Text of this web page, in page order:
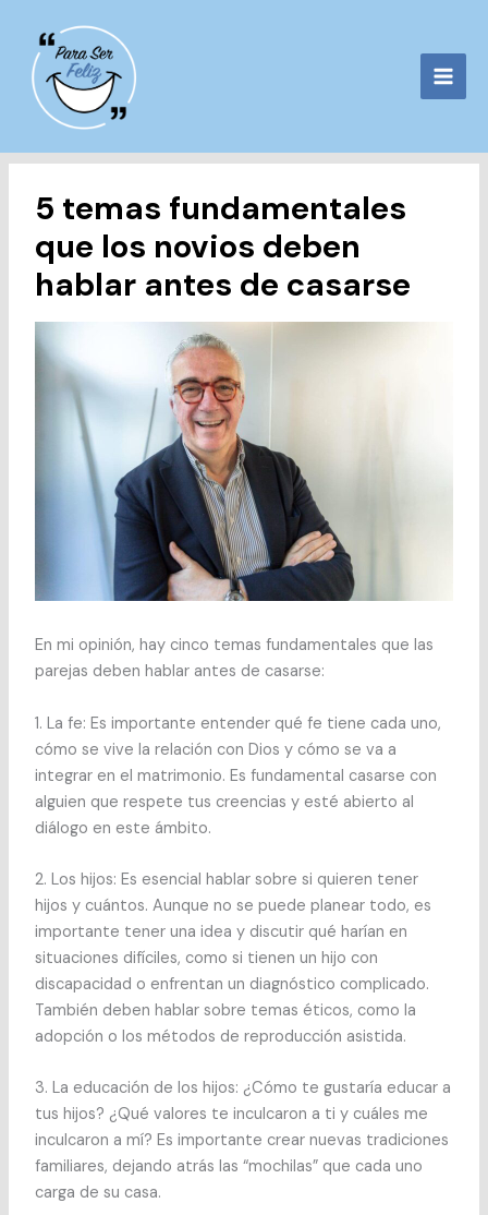
contenido
5 temas fundamentales
que los novios deben
hablar antes de casarse
En mi opinión, hay cinco temas fundamentales que las
parejas deben hablar antes de casarse:
1.⁠ ⁠La fe: Es importante entender qué fe tiene cada uno,
cómo se vive la relación con Dios y cómo se va a
integrar en el matrimonio. Es fundamental casarse con
alguien que respete tus creencias y esté abierto al
diálogo en este ámbito.
2.⁠ ⁠Los hijos: Es esencial hablar sobre si quieren tener
hijos y cuántos. Aunque no se puede planear todo, es
importante tener una idea y discutir qué harían en
situaciones difíciles, como si tienen un hijo con
discapacidad o enfrentan un diagnóstico complicado.
También deben hablar sobre temas éticos, como la
adopción o los métodos de reproducción asistida.
3.⁠ ⁠La educación de los hijos: ¿Cómo te gustaría educar a
tus hijos? ¿Qué valores te inculcaron a ti y cuáles me
inculcaron a mí? Es importante crear nuevas tradiciones
familiares, dejando atrás las “mochilas” que cada uno
carga de su casa.